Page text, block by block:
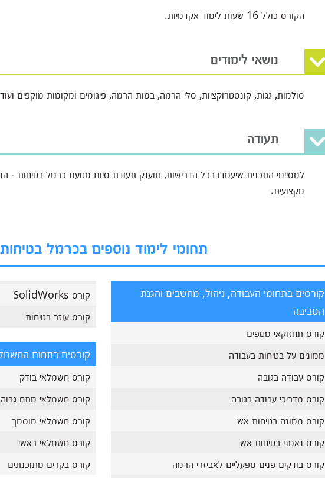
הקורס כולל 16 שעות לימוד אקדמיות.
נושאי לימודים
סולמות, גגות, קונסטרוקציות, סלי הרמה, במות הרמה, פיגומים ומקומות מוקפים
תעודה
למסיימי התכנית שיעמדו בכל הדרישות, תוענק תעודת סיום מטעם כרמל בטיחות -
מקצועית.
תחומי לימוד נוספים בכרמל בטיחות
קורסים בתחומי העבודה, ניהול, מחשבים והגנת
הסביבה
קורס תחזוקאי מטפים
ממונים על בטיחות בעבודה
קורס עבודה בגובה
קורס מדריכי עבודה בגובה
קורס ממונה בטיחות אש
קורס נאמני בטיחות אש
קורס בודקים פנים מפעליים לאביזרי הרמה
קורס SolidWorks
קורס עוזר בטיחות
קורסים בתחום
קורס חשמלאי בודק
קורס חשמלאי מתח גבוה
קורס חשמלאי מוסמך
קורס חשמלאי ראשי
קורס בקרים מתוכנתים